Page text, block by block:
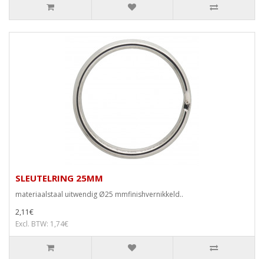
SLEUTELRING 25MM
materiaalstaal uitwendig Ø25 mmfinishvernikkeld..
2,11€
Excl. BTW: 1,74€